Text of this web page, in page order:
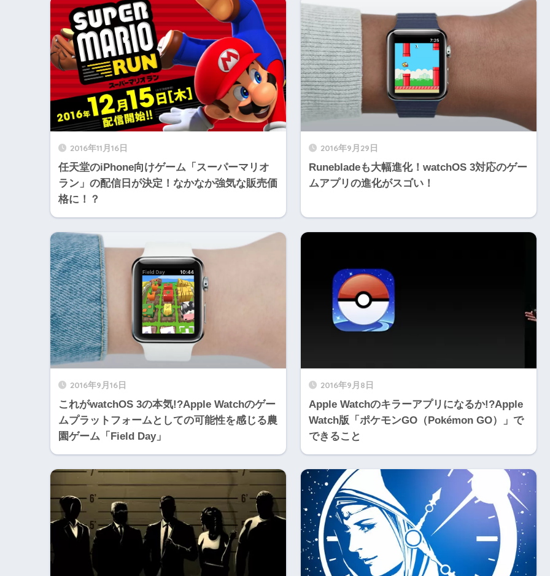
2016年11月16日
任天堂のiPhone向けゲーム「スーパーマリオ
ラン」の配信日が決定！なかなか強気な販売価
格に！？
2016年9月29日
Runebladeも大幅進化！watchOS 3対応のゲー
ムアプリの進化がスゴい！
2016年9月16日
これがwatchOS 3の本気!?Apple Watchのゲー
ムプラットフォームとしての可能性を感じる農
園ゲーム「Field Day」
2016年9月8日
Apple Watchのキラーアプリになるか!?Apple
Watch版「ポケモンGO（Pokémon GO）」で
できること